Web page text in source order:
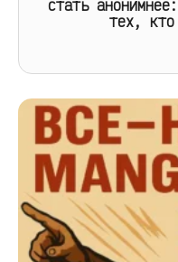
стать
тех, кто